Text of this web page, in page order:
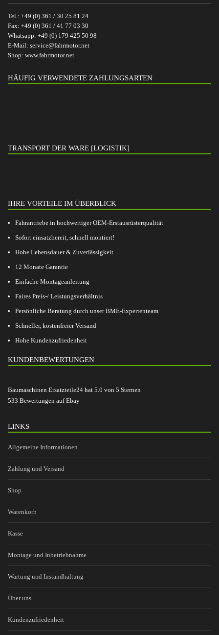
Tel.: +49 (0) 361 / 30 25 81 24
Fax: +49 (0) 361 / 41 77 03 30
Whatsapp: +49 (0) 179 425 50 98
E-Mail: service@fahrmotor.net
Shop: www.fahrmotor.net
HÄUFIG VERWENDETE ZAHLUNGSARTEN
TRANSPORT DER WARE [LOGISTIK]
IHRE VORTEILE IM ÜBERBLICK
Fahrantriebe in hochwertiger OEM-Erstausrüsterqualität
Sofort einsatzbereit, schnell montiert!
Hohe Lebensdauer & Zuverlässigkeit
12 Monate Garantie
Einfache Montageanleitung
Faires Preis-/ Leistungsverhältnis
Persönliche Beratung durch unser BME-Expertenteam
Schneller, kostenfreier Versand
Hohe Kundenzufriedenheit
KUNDENBEWERTUNGEN
Baumaschinen Ersatzteile24 hat 5.0 von 5 Sternen
533 Bewertungen auf Ebay
LINKS
Allgemeine Informationen
Zahlung und Versand
Shop
Warenkorb
Kasse
Montage und Inbetriebnahme
Wartung und Instandhaltung
Über uns
Kundenzufriedenheit